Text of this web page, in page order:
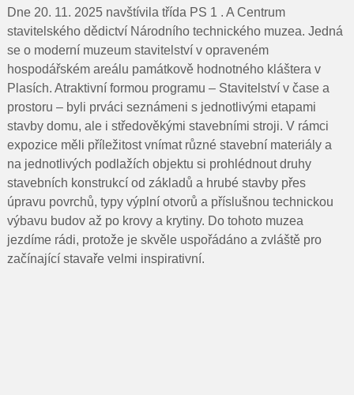
Dokumenty
Kontakty
Pro uchazeče
Dne 20. 11. 2025 navštívila třída PS 1 . A Centrum
stavitelského dědictví Národního technického muzea. Jedná
se o moderní muzeum stavitelství v opraveném
hospodářském areálu památkově hodnotného kláštera v
Plasích. Atraktivní formou programu – Stavitelství v čase a
prostoru – byli prváci seznámeni s jednotlivými etapami
stavby domu, ale i středověkými stavebními stroji. V rámci
expozice měli příležitost vnímat různé stavební materiály a
na jednotlivých podlažích objektu si prohlédnout druhy
stavebních konstrukcí od základů a hrubé stavby přes
úpravu povrchů, typy výplní otvorů a příslušnou technickou
výbavu budov až po krovy a krytiny. Do tohoto muzea
jezdíme rádi, protože je skvěle uspořádáno a zvláště pro
začínající stavaře velmi inspirativní.